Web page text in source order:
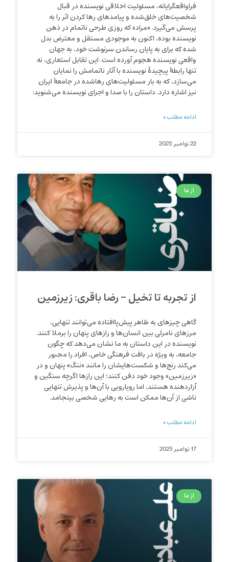
فراواقعگرایانه، مسئولیت اخلاقی نویسنده در قبال
شخصیت‌های خلق‌شده و پیامدهای رها کردن اثر را به
پرسش می‌گیرد. «مراد» که روزی طرحی ناتمام در ذهن
نویسنده بوده، اکنون به موجودی مستقل و معترض بدل
شده که برای به پایان رساندن سرنوشت خود، به جهان
واقعی نویسنده هجوم آورده است. این تقابل استعاری، نه
تنها رابطهٔ پیچیدهٔ نویسنده با آثار ناتمامش را نمایان
می‌سازد، که به بار مسئولیت‌های رها‌شده در جامعۀ ایران
نیز اشاره دارد. داستان را با صدا و اجرای نویسنده می‌شنوید:
ادامه مطلب »
22 نوامبر 2025
از ما
از تجربه تا تخیل – رضا باقری: زیرزمین
گاهی چیزهای به ظاهر پیش‌پاافتاده می‌توانند تنهایی،
مرزهای نامرئی بین انسان‌ها و رازهای پنهان را برملا کنند.
نویسنده در این داستان به ما نشان می‌دهد که چگون
جامعه، به ویژه در بافت فرهنگی خاص، افراد را مجبور
می‌کند رنج‌ها و شکست‌هایشان را مانند «ننگ» پنهان و در
«زیرزمین» وجود خود دفن کنند؛ این رازها اگرچه سنگین و
آزاردهنده هستند، اما رویارویی با آن‌ها و پذیرش تنهایی
ناشی از آن‌ها ممکن است به رهایی شخصی بینجامد.
ادامه مطلب »
17 نوامبر 2025
از ما